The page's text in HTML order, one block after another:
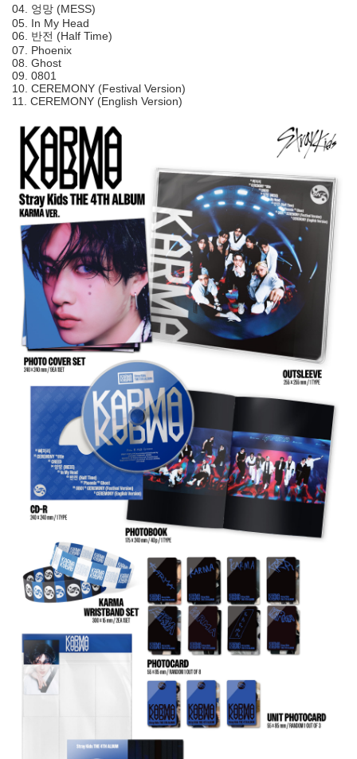
04. 엉망 (MESS)
05. In My Head
06. 반전 (Half Time)
07. Phoenix
08. Ghost
09. 0801
10. CEREMONY (Festival Version)
11. CEREMONY (English Version)